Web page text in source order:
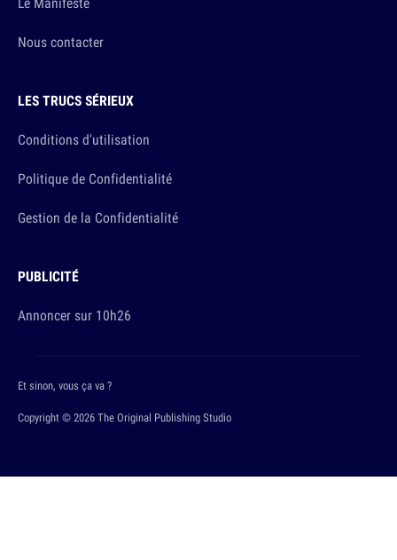
Nous contacter
LES TRUCS SÉRIEUX
Conditions d'utilisation
Politique de Confidentialité
Gestion de la Confidentialité
PUBLICITÉ
Annoncer sur 10h26
Copyright © 2026 The Original Publishing Studio
Et sinon, vous ça va ?